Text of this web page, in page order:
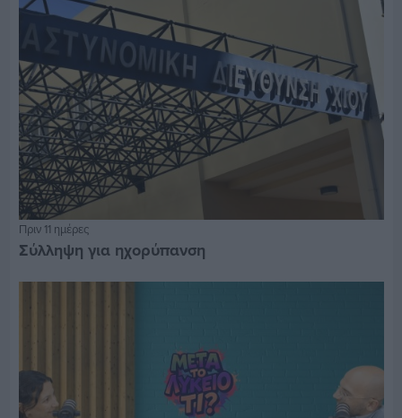
Πριν 11 ημέρες
Σύλληψη για ηχορύπανση